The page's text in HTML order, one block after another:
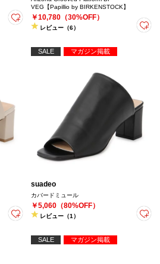
VEG【Papillio by BIRKENSTOCK】
￥10,780（30%OFF）
レビュー（6）
SALE マガジン掲載
suadeo
カバードミュール
￥5,060（80%OFF）
レビュー（1）
SALE マガジン掲載